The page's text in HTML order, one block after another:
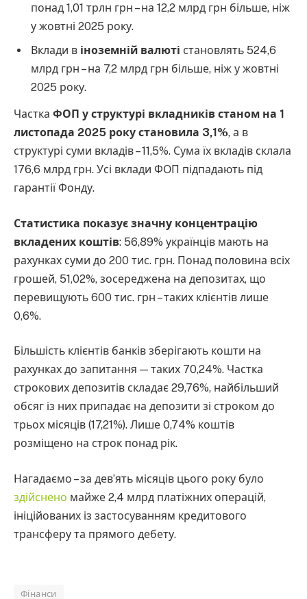
понад 1,01 трлн грн – на 12,2 млрд грн більше, ніж
у жовтні 2025 року.
Вклади в іноземній валюті становлять 524,6
млрд грн – на 7,2 млрд грн більше, ніж у жовтні
2025 року.
Частка ФОП у структурі вкладників станом на 1
листопада 2025 року становила 3,1%, а в
структурі суми вкладів – 11,5%. Сума їх вкладів склала
176,6 млрд грн. Усі вклади ФОП підпадають під
гарантії Фонду.
Статистика показує значну концентрацію
вкладених коштів: 56,89% українців мають на
рахунках суми до 200 тис. грн. Понад половина всіх
грошей, 51,02%, зосереджена на депозитах, що
перевищують 600 тис. грн – таких клієнтів лише
0,6%.
Більшість клієнтів банків зберігають кошти на
рахунках до запитання — таких 70,24%. Частка
строкових депозитів складає 29,76%, найбільший
обсяг із них припадає на депозити зі строком до
трьох місяців (17,21%). Лише 0,74% коштів
розміщено на строк понад рік.
Нагадаємо – за дев’ять місяців цього року було
здійснено майже 2,4 млрд платіжних операцій,
ініційованих із застосуванням кредитового
трансферу та прямого дебету.
Фінанси